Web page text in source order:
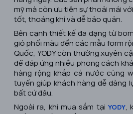
mỹ mà còn ưu tiên sự thoải mái
tốt, thoáng khí và dễ bảo quản.
Bên cạnh thiết kế đa dạng từ
gió phối màu đến các mẫu form
Quốc, YODY còn thường xuyên
để đáp ứng nhiều phong cách
hàng rộng khắp cả nước cùng
tuyến giúp khách hàng dễ dàng
bất cứ đâu.
Ngoài ra, khi mua sắm tại YODY,